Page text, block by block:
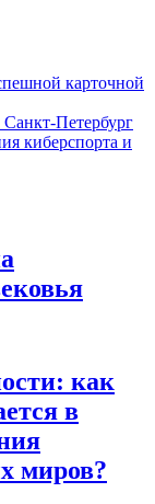
карточной
Санкт-Петербург
киберспорта и
как
в
миров?